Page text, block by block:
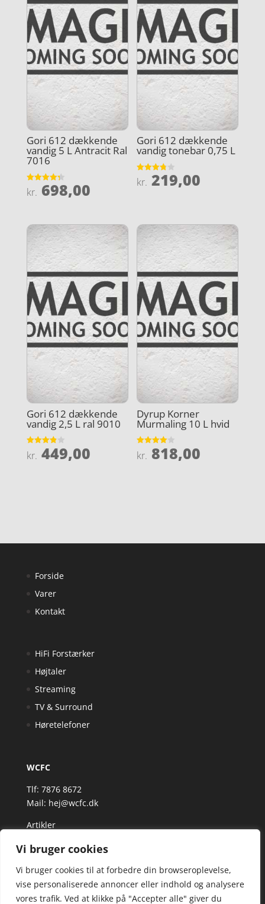
Vi bruger cookies
Vi bruger cookies til at forbedre din browseroplevelse,
vise personaliserede annoncer eller indhold og analysere
vores trafik. Ved at klikke på "Accepter alle" giver du
Gori 612 dækkende
vandig 5 L Antracit Ral
7016
Vurderet
4.3
kr. 698,00
Gori 612 dækkende
vandig tonebar 0,75 L
Vurderet
3.8
kr. 219,00
Gori 612 dækkende
vandig 2,5 L ral 9010
Vurderet
3.9
kr. 449,00
Dyrup Korner
Murmaling 10 L hvid
Vurderet
4
kr. 818,00
Forside
Varer
Kontakt
HiFi Forstærker
Højtaler
Streaming
TV & Surround
Høretelefoner
WCFC
Tlf: 7876 8672
Mail: hej@wcfc.dk
Artikler